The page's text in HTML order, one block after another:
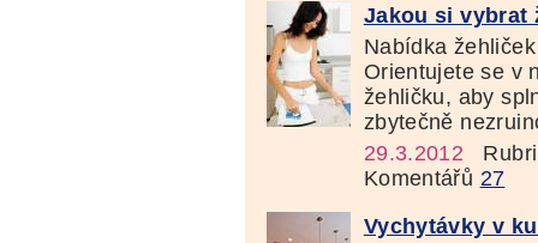
Jakou si vybrat
Nabídka
Orientujete se v
žehličku, aby
zbytečně
29.3.2012
Komentářů 27
Vychytávky v